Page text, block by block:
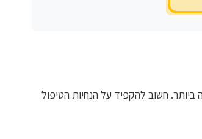
חשוב להקפיד על הנחיות הטיפול